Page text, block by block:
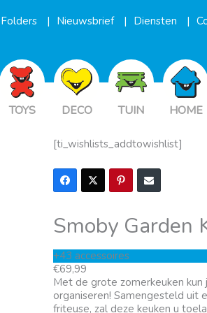
Folders Nieuwsbrief Diensten
TOYS DECO TUIN HOME
[ti_wishlists_addtowishlist]
Smoby Garden
+43 accessoires
Oorspronkelijke
prijs
was:
€77,99.
€69,99
prijs
is:
€69,99.
Met de grote zomerkeuken
organiseren! Samengesteld uit
friteuse, zal deze keuken u